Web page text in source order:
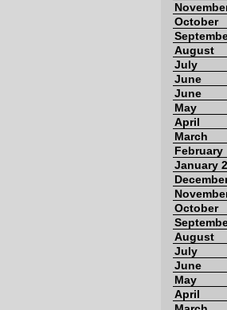
October
August
July
June
June
May
April
March
February
January
October
August
July
June
May
April